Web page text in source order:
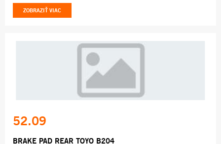
ZOBRAZIŤ VIAC
52.09
BRAKE PAD REAR TOYO B204